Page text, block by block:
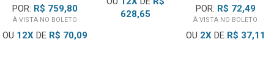
POR: R$ 759,80
À VISTA NO BOLETO
OU 12X DE R$ 70,09
628,65
POR: R$ 72,49
À VISTA NO BOLETO
OU 2XDE R$ 37,11